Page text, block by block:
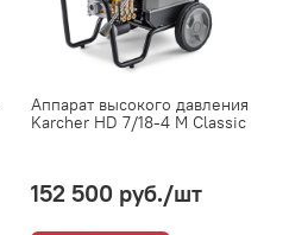
Аппарат высокого давления
Karcher HD 7/18-4 M Classic
152 500 руб./шт